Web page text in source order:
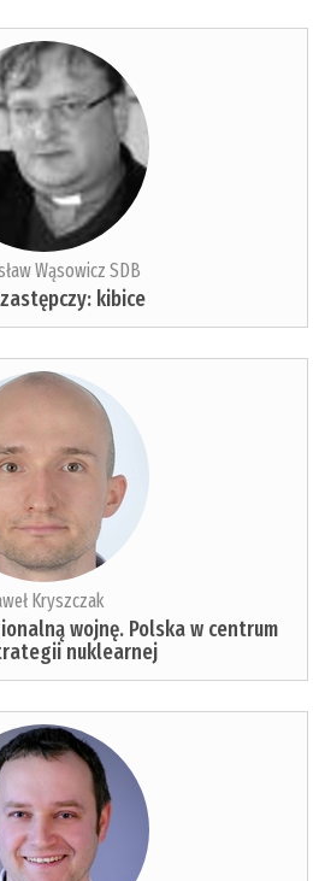
Wąsowicz SDB
kibice
Kryszczak
wojnę. Polska w centrum
nuklearnej